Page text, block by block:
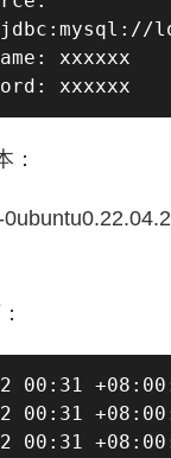
xxxxxx
xxxxxx
：
00:31
00:31
00:31